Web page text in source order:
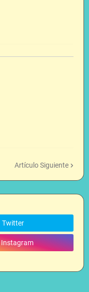
Artículo Siguiente
Twitter
Instagram